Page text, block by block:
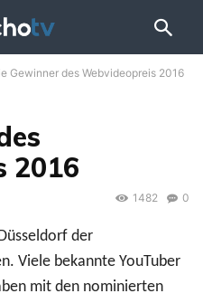
Gewinner des Webvideopreis 2016
2016
0
1482
der
Viele bekannte YouTuber
mit den nominierten